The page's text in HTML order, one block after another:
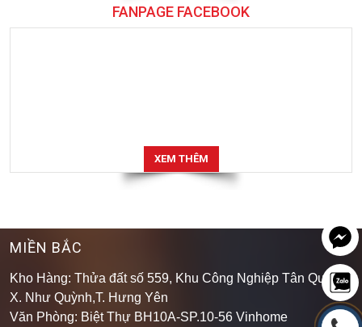
MIỀN BẮC
Kho Hàng: Thửa đất số 559, Khu Công Nghiệp Tân Quang,
X. Như Quỳnh,T. Hưng Yên
Văn Phòng: Biệt Thự BH10A-SP.10-56 Vinhome
Oceanpark 1, X. Gia Lâm, Tp. Hà Nội